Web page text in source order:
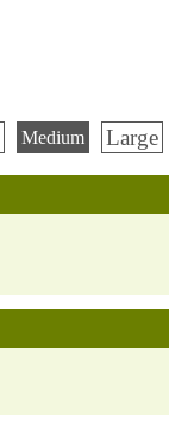
Medium Large